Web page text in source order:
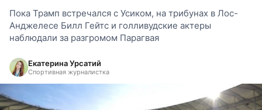
Пока Трамп встречался с Усиком, на трибунах в Лос-
Анджелесе Билл Гейтс и голливудские актеры
наблюдали за разгромом Парагвая
Екатерина Урсатий
Спортивная журналистка